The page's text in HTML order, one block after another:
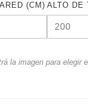
(CM) ALTO DE
la imagen para elegir